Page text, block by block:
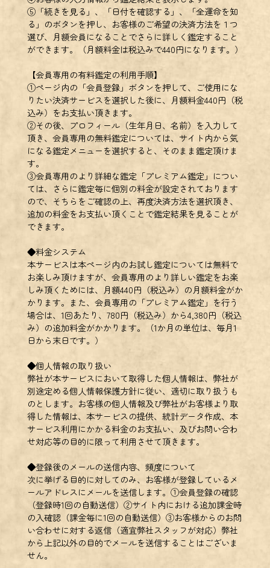
⑤「続きを見る」、「日付を確認する」、「全運命を知
る」のボタンを押し、お客様のご希望の決済方法を１つ
選び、月額会員になることでさらに詳しく鑑定すること
ができます。（月額料金は税込みで440円になります。）
【会員専用の有料鑑定の利用手順】
①ページ内の「会員登録」ボタンを押して、ご使用にな
りたい決済サービスを選択した後に、月額料金440円（税
込み）をお支払い頂きます。
②その後、プロフィール（生年月日、名前）を入力して
頂き、会員専用の無料鑑定については、サイト内から気
になる鑑定メニューを選択すると、そのまま鑑定頂けま
す。
③会員専用のより詳細な鑑定「プレミアム鑑定」につい
ては、さらに鑑定毎に個別の料金が設定されております
ので、そちらをご確認の上、再度決済方法を選択頂き、
追加の料金をお支払い頂くことで鑑定結果を見ることが
できます。
◆料金システム
本サービスは本ページ内のお試し鑑定については無料で
お楽しみ頂けますが、会員専用のより詳しい鑑定をお楽
しみ頂くためには、月額440円（税込み）の月額料金がか
かります。また、会員専用の「プレミアム鑑定」を行う
場合は、1回あたり、780円（税込み）から4,380円（税込
み）の追加料金がかかります。（1か月の単位は、毎月1
日から末日です。）
◆個人情報の取り扱い
弊社が本サービスにおいて取得した個人情報は、弊社が
別途定める個人情報保護方針に従い、適切に取り扱うも
のとします。お客様の個人情報及び弊社がお客様より取
得した情報は、本サービスの提供、統計データ作成、本
サービス利用にかかる料金のお支払い、及びお問い合わ
せ対応等の目的に限って利用させて頂きます。
◆登録後のメールの送信内容、頻度について
次に挙げる目的に対してのみ、お客様が登録しているメ
ールアドレスにメールを送信します。①会員登録の確認
（登録時1回の自動送信）②サイト内における追加課金時
の入確認（課金毎に1回の自動送信）③お客様からのお問
い合わせに対する返信（適宜弊社スタッフが対応）弊社
から上記以外の目的でメールを送信することはございま
せん。